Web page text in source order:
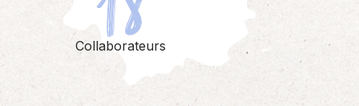
Collaborateurs